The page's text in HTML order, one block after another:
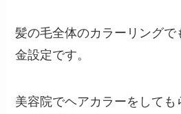
髪の毛全体のカラーリング
金設定です。
美容院でヘアカラーをしても